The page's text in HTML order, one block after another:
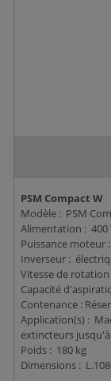
PSM Compact W
Modèle : PSM
Alimentation : 400
Puissance moteur
Inverseur :
Vitesse de
Capacité
Contenance :
Application(s) :
extincteurs
Poids : 180 kg
Dimensions :